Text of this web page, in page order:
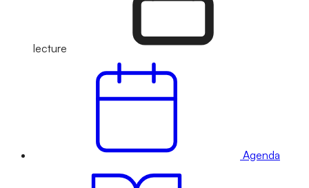
lecture
Agenda